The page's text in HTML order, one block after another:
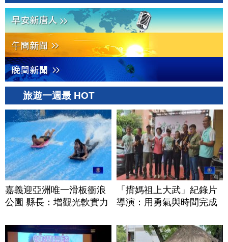
旅遊一週最 HOT
嘉義迎亞洲唯一滑板衝浪
公園 縣長：增觀光軟實力
「揹媽祖上大武」紀錄片
導演：用勇氣與時間完成